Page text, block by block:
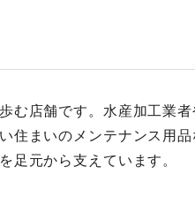
む店舗です。水産加工業
住まいのメンテナンス用
足元から支えています。